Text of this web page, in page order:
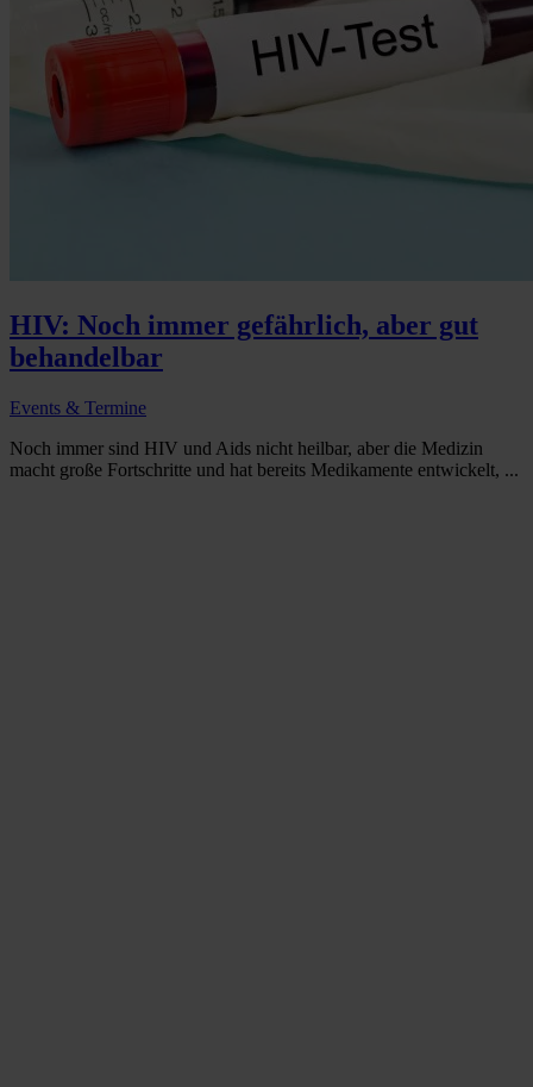
HIV: Noch immer gefährlich, aber gut
behandelbar
Events & Termine
Noch immer sind HIV und Aids nicht heilbar, aber die Medizin
macht große Fortschritte und hat bereits Medikamente entwickelt, ...